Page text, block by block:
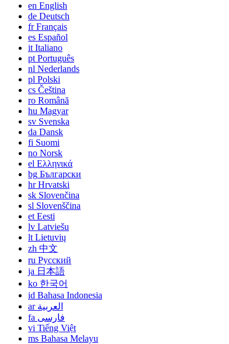
en English
de Deutsch
frFrançais
es Español
it Italiano
pt Português
nl Nederlands
pl Polski
cs Čeština
ro Română
hu Magyar
sv Svenska
da Dansk
fi Suomi
no Norsk
el Ελληνικά
bg Български
hrHrvatski
sk Slovenčina
sl Slovenščina
et Eesti
lv Latviešu
lt Lietuvių
zh 中文
ru Русский
ja 日本語
ko 한국어
id Bahasa Indonesia
ar العربية
fa فارسی
vi Tiếng Việt
ms Bahasa Melayu